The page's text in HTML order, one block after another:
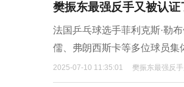
樊振东最强反手又被认
法国乒乓球选手菲利克斯·勒
儒、弗朗西斯卡等多位球员集
2025-07-10 11:35:01 樊振东最强反